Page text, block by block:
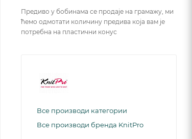
Предиво у бобинама се продаје на грамажу, ми
ћемо одмотати количину предива која вам је
потребна на пластични конус
Все производи категории
Все производи бренда KnitPro